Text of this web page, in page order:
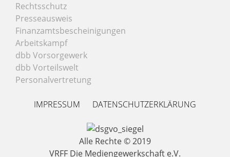
Rechtsschutz
Presseausweis
Finanzamtsbescheinigungen
Arbeitskampf
dbb Vorsorgewerk
dbb Vorteilswelt
Personalvertretung
IMPRESSUM DATENSCHUTZERKLÄRUNG
Alle Rechte © 2019
VRFF Die Mediengewerkschaft e.V.